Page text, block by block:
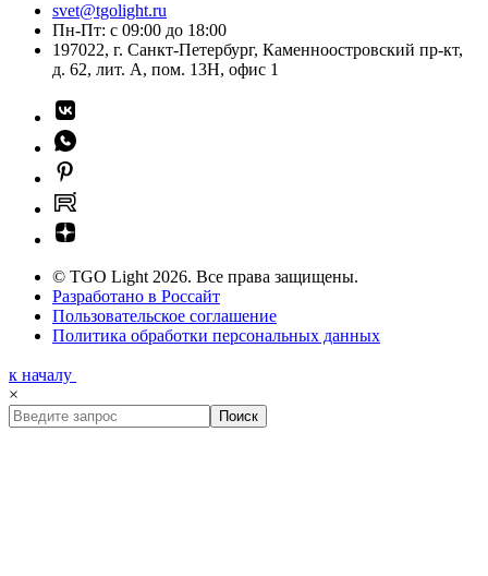
svet@tgolight.ru
Пн-Пт: с 09:00 до 18:00
197022, г. Санкт-Петербург, Каменноостровский пр-кт,
д. 62, лит. А, пом. 13Н, офис 1
© TGO Light 2026. Все права защищены.
Разработано в Россайт
Пользовательское соглашение
Политика обработки персональных данных
к началу
×
Поиск